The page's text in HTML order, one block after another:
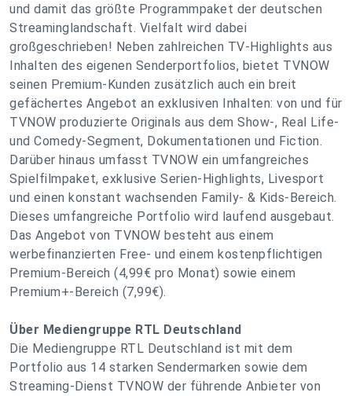
und damit das größte Programmpaket der deutschen
Streaminglandschaft. Vielfalt wird dabei
großgeschrieben! Neben zahlreichen TV-Highlights aus
Inhalten des eigenen Senderportfolios, bietet TVNOW
seinen Premium-Kunden zusätzlich auch ein breit
gefächertes Angebot an exklusiven Inhalten: von und für
TVNOW produzierte Originals aus dem Show-, Real Life-
und Comedy-Segment, Dokumentationen und Fiction.
Darüber hinaus umfasst TVNOW ein umfangreiches
Spielfilmpaket, exklusive Serien-Highlights, Livesport
und einen konstant wachsenden Family- & Kids-Bereich.
Dieses umfangreiche Portfolio wird laufend ausgebaut.
Das Angebot von TVNOW besteht aus einem
werbefinanzierten Free- und einem kostenpflichtigen
Premium-Bereich (4,99€ pro Monat) sowie einem
Premium+-Bereich (7,99€).
Über Mediengruppe RTL Deutschland
Die Mediengruppe RTL Deutschland ist mit dem
Portfolio aus 14 starken Sendermarken sowie dem
Streaming-Dienst TVNOW der führende Anbieter von